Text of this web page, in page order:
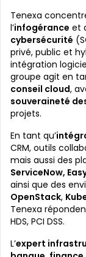
Tenexa
l’infogérance et
cybersécurité
privé, public et
intégration
groupe agit en
conseil cloud,
souveraineté
projets.
En tant qu’
CRM, outils
mais aussi des
ServiceNow,
ainsi que des
OpenStack,
Tenexa
HDS, PCI DSS.
L’expert